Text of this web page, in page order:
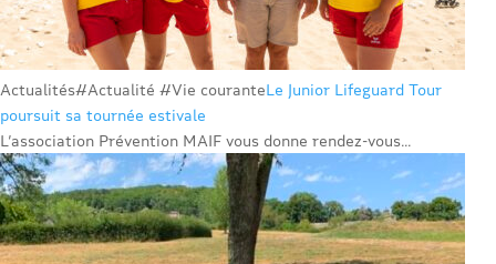
Actualités#Actualité #Vie couranteLe Junior Lifeguard Tour
poursuit sa tournée estivale
L’association Prévention MAIF vous donne rendez-vous...